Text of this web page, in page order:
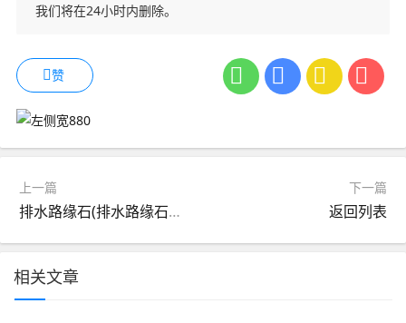
我们将在24小时内删除。
赞
上一篇
排水路缘石(排水路缘石过水能力计算)
下一篇
返回列表
相关文章